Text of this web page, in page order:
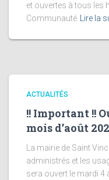
et ouvertes à tous les
Communauté Lire la
ACTUALITÉS
!! Important !!
mois d’août
La mairie de Saint
administrés et les
sera ouvert le mardi 4